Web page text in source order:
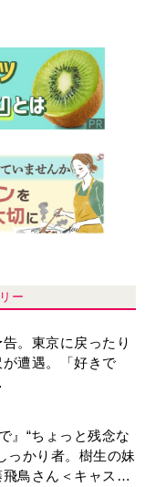
ー
告。東京に戻ったり
遭遇。「好きで
』“ちょっと残念な
っかり者。樹生の妹
鳥さん＜キャスト